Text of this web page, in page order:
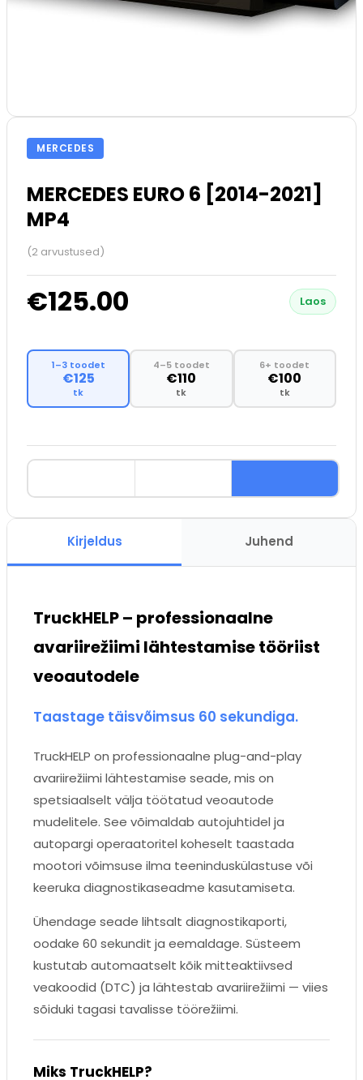
MERCEDES
MERCEDES EURO 6 [2014-2021]
MP4
(2 arvustused)
€125.00 Laos
1–3 toodet
€125
tk
4–5 toodet
€110
tk
6+ toodet
€100
tk
Kirjeldus Juhend
TruckHELP – professionaalne
avariirežiimi lähtestamise tööriist
veoautodele
Taastage täisvõimsus 60 sekundiga.
TruckHELP on professionaalne plug-and-play
avariirežiimi lähtestamise seade, mis on
spetsiaalselt välja töötatud veoautode
mudelitele. See võimaldab autojuhtidel ja
autopargi operaatoritel koheselt taastada
mootori võimsuse ilma teeninduskülastuse või
keeruka diagnostikaseadme kasutamiseta.
Ühendage seade lihtsalt diagnostikaporti,
oodake 60 sekundit ja eemaldage. Süsteem
kustutab automaatselt kõik mitteaktiivsed
veakoodid (DTC) ja lähtestab avariirežiimi — viies
sõiduki tagasi tavalisse töörežiimi.
Miks TruckHELP?